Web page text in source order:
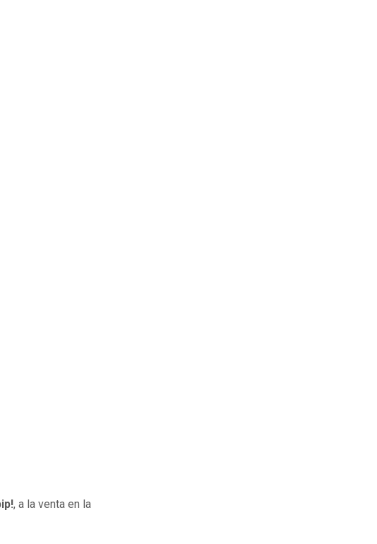
, a la venta en la